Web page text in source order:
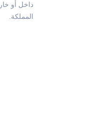
داخل أو خارج
المملكة.